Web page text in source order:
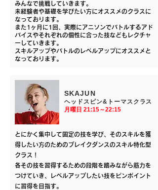
みんなで挑戦していきます。
​未経験者や基礎を学びたい方にオススメのクラスに
なっております。
また1ヶ月に1回、実際にアニソンでバトルするアド
バイスやそれぞれの個性に合った技などもレクチャ
ーしていきます。
スキルアップやバトルのレベルアップにオススメと
なっております。
​SKAJUN
ヘッドスピン&トーマスクラス
​月曜日 21:15～22:15
とにかく集中して固定の技を学び、そのスキルを獲
得したい方のためのブレイクダンスのスキル特化型
クラス！
各その技を習得するための段階を踏みながら筋力を
つけていき、レベルアップしたい技をピンポイント
に習得を目指す。